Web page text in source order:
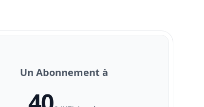
Un Abonnement à